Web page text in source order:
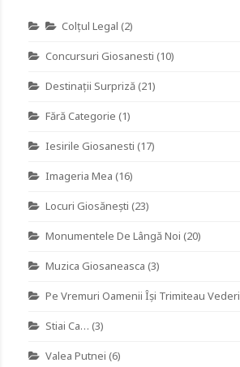
Colţul Legal (2)
Concursuri Giosanesti (10)
Destinaţii Surpriză(21)
Fără Categorie (1)
Iesirile Giosanesti (17)
Imageria Mea (16)
Locuri Giosănești (23)
Monumentele De Lângă Noi (20)
Muzica Giosaneasca (3)
Pe Vremuri Oamenii Îşi Trimiteau Vederi
Stiai Ca… (3)
Valea Putnei (6)